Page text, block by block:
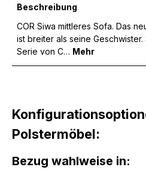
Beschreibung
COR Siwa mittleres Sofa. Das
ist breiter als seine
Serie von C… Mehr
Polstermöbel:
Bezug wahlweise in: